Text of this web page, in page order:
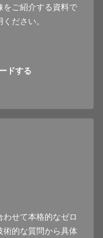
ご紹介する資料で
ださい。
ドする
せて本格的なゼロ
術的な質問から具体